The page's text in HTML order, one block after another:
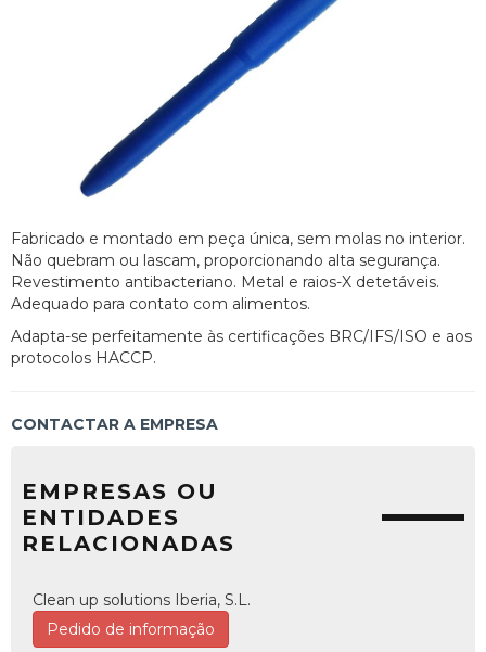
Fabricado e montado em peça única, sem molas no interior.
Não quebram ou lascam, proporcionando alta segurança.
Revestimento antibacteriano. Metal e raios-X detetáveis.
Adequado para contato com alimentos.
Adapta-se perfeitamente às certificações BRC/IFS/ISO e aos
protocolos HACCP.
CONTACTAR A EMPRESA
EMPRESAS OU
ENTIDADES
RELACIONADAS
Clean up solutions Iberia, S.L.
Pedido de informação